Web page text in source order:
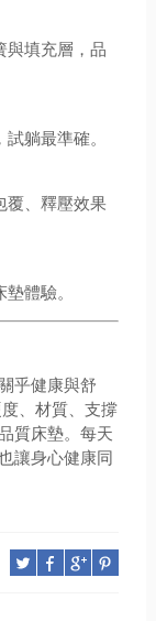
與填充層，品
躺最準確。
覆、釋壓效果
體驗。
乎健康與舒
、材質、支撐
質床墊。每天
讓身心健康同